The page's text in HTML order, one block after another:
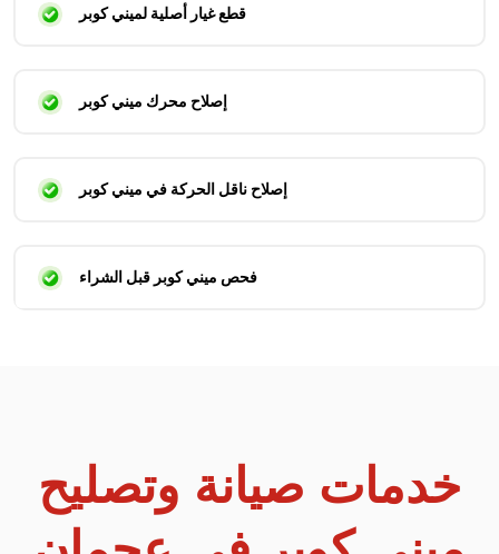
قطع غيار أصلية لميني كوبر
إصلاح محرك ميني كوبر
إصلاح ناقل الحركة في ميني كوبر
فحص ميني كوبر قبل الشراء
خدمات صيانة وتصليح
ميني كوبر في عجمان